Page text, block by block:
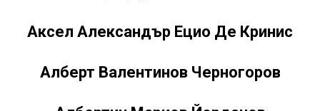
Аксел Александър Ецио Де Кринис
Алберт Валентинов Черногоров